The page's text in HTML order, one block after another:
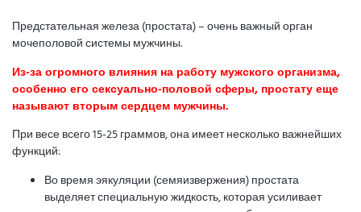
Предстательная железа (простата) – очень важный орган
мочеполовой системы мужчины.
Из-за огромного влияния на работу мужского организма,
особенно его сексуально-половой сферы, простату еще
называют вторым сердцем мужчины.
При весе всего 15-25 граммов, она имеет несколько важнейших
функций:
Во время эякуляции (семяизвержения) простата
выделяет специальную жидкость, которая усиливает